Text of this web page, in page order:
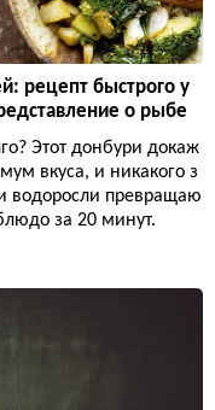
рецепт быстрого у
о рыбе
Этот донбури докаж
вкуса, и никакого з
водоросли превращаю
за 20 минут.